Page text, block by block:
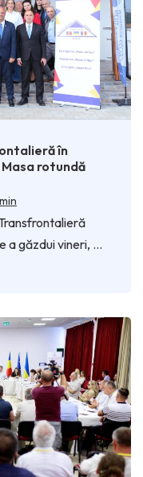
în
Masa rotundă
a găzdui vineri, …